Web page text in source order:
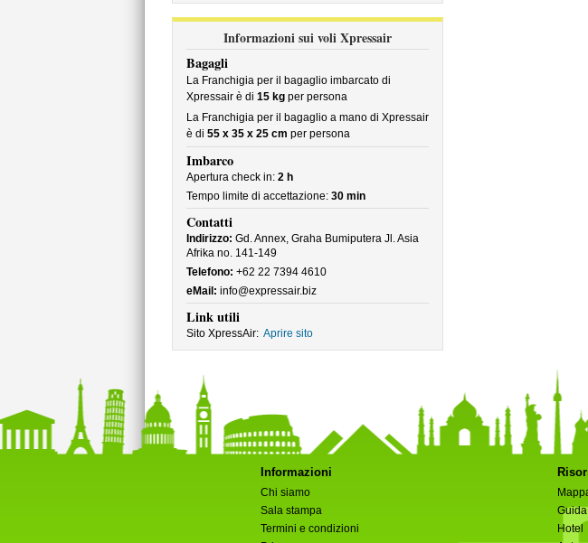
Informazioni sui voli Xpressair
Bagagli
La Franchigia per il bagaglio imbarcato di
Xpressair è di 15 kgper persona
La Franchigia per il bagaglio a mano di Xpressair
è di 55 x 35 x 25 cm per persona
Imbarco
Apertura check in: 2 h
Tempo limite di accettazione: 30 min
Contatti
Indirizzo: Gd. Annex, Graha Bumiputera Jl. Asia
Afrika no. 141-149
Telefono: +62 22 7394 4610
eMail: info@expressair.biz
Link utili
Sito XpressAir: Aprire sito
Informazioni
Chi siamo
Sala stampa
Termini e condizioni
Hotel